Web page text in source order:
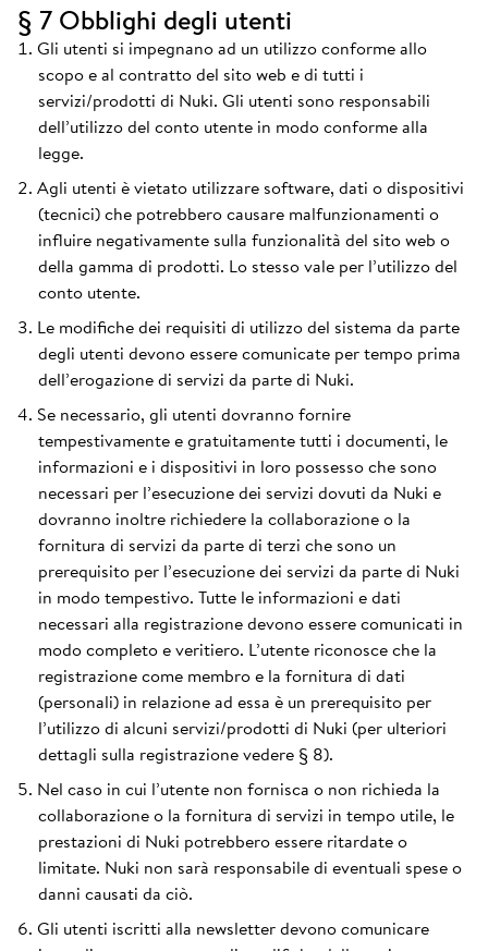
§ 7 Obblighi degli utenti
Gli utenti si impegnano ad un utilizzo conforme allo
scopo e al contratto del sito web e di tutti i
servizi/prodotti di Nuki. Gli utenti sono responsabili
dell’utilizzo del conto utente in modo conforme alla
legge.
Agli utenti è vietato utilizzare software, dati o dispositivi
(tecnici) che potrebbero causare malfunzionamenti o
influire negativamente sulla funzionalità del sito web o
della gamma di prodotti. Lo stesso vale per l’utilizzo del
conto utente.
Le modifiche dei requisiti di utilizzo del sistema da parte
degli utenti devono essere comunicate per tempo prima
dell’erogazione di servizi da parte di Nuki.
Se necessario, gli utenti dovranno fornire
tempestivamente e gratuitamente tutti i documenti, le
informazioni e i dispositivi in loro possesso che sono
necessari per l’esecuzione dei servizi dovuti da Nuki e
dovranno inoltre richiedere la collaborazione o la
fornitura di servizi da parte di terzi che sono un
prerequisito per l’esecuzione dei servizi da parte di Nuki
in modo tempestivo. Tutte le informazioni e dati
necessari alla registrazione devono essere comunicati in
modo completo e veritiero. L’utente riconosce che la
registrazione come membro e la fornitura di dati
(personali) in relazione ad essa è un prerequisito per
l’utilizzo di alcuni servizi/prodotti di Nuki (per ulteriori
dettagli sulla registrazione vedere § 8).
Nel caso in cui l’utente non fornisca o non richieda la
collaborazione o la fornitura di servizi in tempo utile, le
prestazioni di Nuki potrebbero essere ritardate o
limitate. Nuki non sarà responsabile di eventuali spese o
danni causati da ciò.
Gli utenti iscritti alla newsletter devono comunicare